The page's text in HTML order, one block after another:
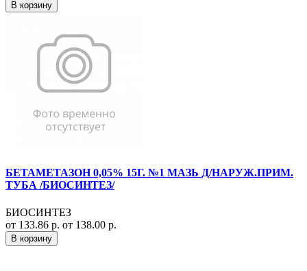
В корзину
БЕТАМЕТАЗОН 0,05% 15Г. №1 МАЗЬ Д/НАРУЖ.ПРИМ.
ТУБА /БИОСИНТЕЗ/
БИОСИНТЕЗ
от 133.86 р. от 138.00 р.
В корзину